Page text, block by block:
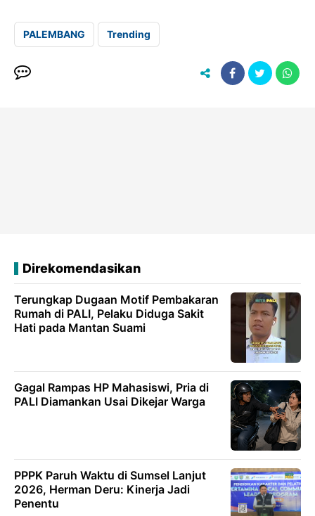
PALEMBANG Trending
Direkomendasikan
Terungkap Dugaan Motif Pembakaran
Rumah di PALI, Pelaku Diduga Sakit
Hati pada Mantan Suami
Gagal Rampas HP Mahasiswi, Pria di
PALI Diamankan Usai Dikejar Warga
PPPK Paruh Waktu di Sumsel Lanjut
2026, Herman Deru: Kinerja Jadi
Penentu